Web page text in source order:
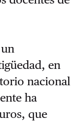
en
nacional
ha
que